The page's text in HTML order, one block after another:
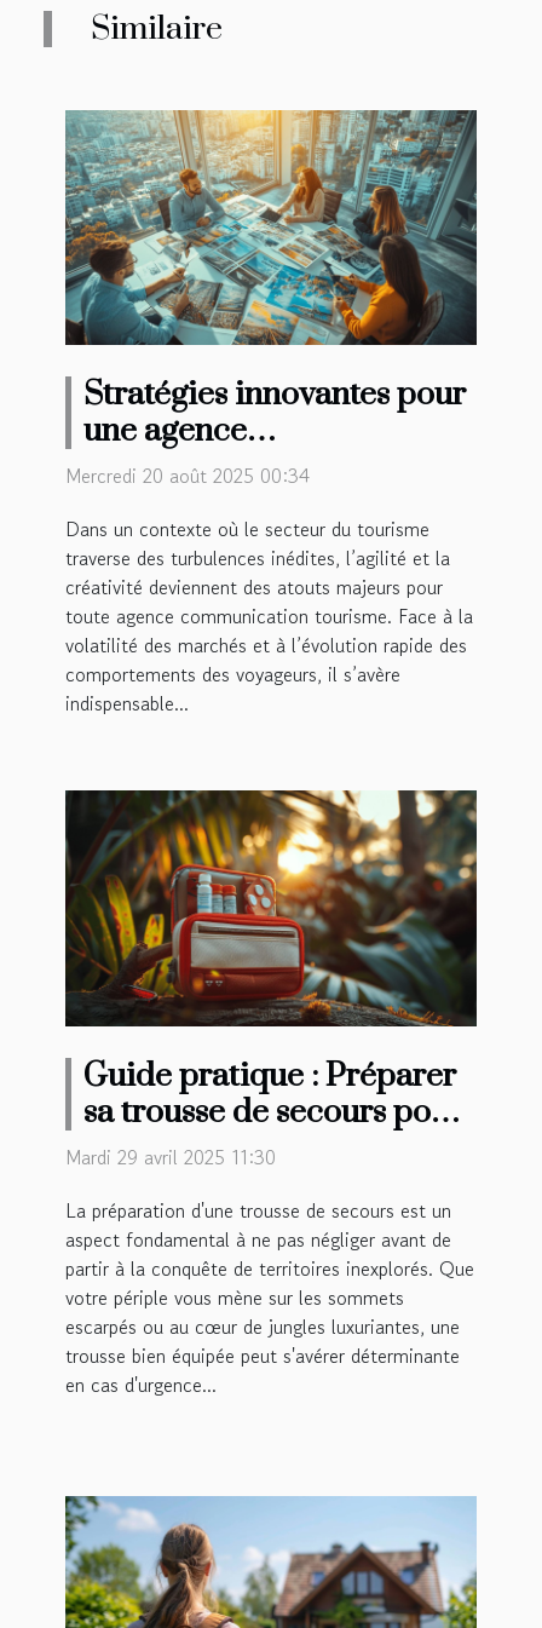
Similaire
Stratégies innovantes pour
une agence
communication tourisme
Mercredi 20 août 2025 00:34
Dans un contexte où le secteur du tourisme
traverse des turbulences inédites, l’agilité et la
créativité deviennent des atouts majeurs pour
toute agence communication tourisme. Face à la
volatilité des marchés et à l’évolution rapide des
comportements des voyageurs, il s’avère
indispensable...
Guide pratique : Préparer
sa trousse de secours pour
des aventures lointaines
Mardi 29 avril 2025 11:30
La préparation d'une trousse de secours est un
aspect fondamental à ne pas négliger avant de
partir à la conquête de territoires inexplorés. Que
votre périple vous mène sur les sommets
escarpés ou au cœur de jungles luxuriantes, une
trousse bien équipée peut s'avérer déterminante
en cas d'urgence...